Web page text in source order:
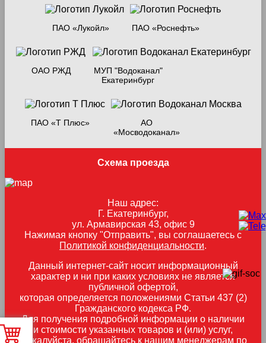
ПАО «Лукойл» ПАО «Роснефть»
ОАО РЖД
МУП "Водоканал"
Екатеринбург
ПАО «Т Плюс»
АО
«Мосводоканал»
Схема проезда
Наш адрес:
Г. Екатеринбург,
ул. Армавирская 43, офис 9
Нажимая кнопку "Отправить", вы соглашаетесь с
Политикой конфиденциальности.
Данный интернет-сайт носит информационный
характер и ни при каких условиях не является
публичной офертой,
которая определяется положениями Статьи 437 (2)
Гражданского кодекса РФ.
Для получения подробной информации о наличии
и стоимости указанных товаров и (или) услуг,
пожалуйста, обращайтесь к нашим менеджерам по